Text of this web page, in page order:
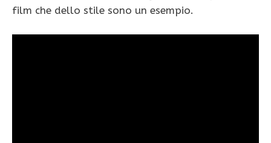
film che dello stile sono un esempio.